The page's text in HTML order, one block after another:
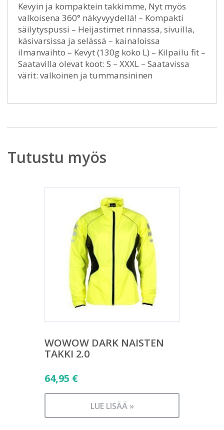
Kevyin ja kompaktein takkimme, Nyt myös
valkoisena 360° näkyvyydellä! – Kompakti
säilytyspussi – Heijastimet rinnassa, sivuilla,
käsivarsissa ja selässä – kainaloissa
ilmanvaihto – Kevyt (130g koko L) – Kilpailu fit –
Saatavilla olevat koot: S – XXXL – Saatavissa
värit: valkoinen ja tummansininen
Tutustu myös
WOWOW DARK NAISTEN
TAKKI 2.0
64,95 €
LUE LISÄÄ »